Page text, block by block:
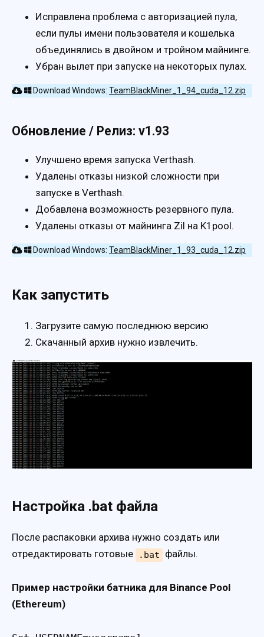
Исправлена ​​проблема с авторизацией пула,
если пулы имени пользователя и кошелька
объединялись в двойном и тройном майнинге.
Убран вылет при запуске на некоторых пулах.
Download Windows: TeamBlackMiner_1_94_cuda_12.zip
Обновление / Релиз: v1.93
Улучшено время запуска Verthash.
Удалены отказы низкой сложности при
запуске в Verthash.
Добавлена ​​возможность резервного пула.
Удалены отказы от майнинга Zil на K1pool.
Download Windows: TeamBlackMiner_1_93_cuda_12.zip
Как запустить
Загрузите самую последнюю версию
Скачанный архив нужно извлечить.
Настройка .bat файла
После распаковки архива нужно создать или
отредактировать готовые
.bat файлы.
Пример настройки батника для Binance Pool
(Ethereum)